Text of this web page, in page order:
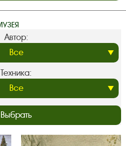
Автор:
Техника:
Выбрать